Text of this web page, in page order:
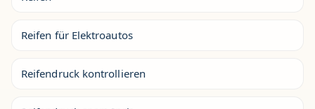
Reifen für Elektroautos
Reifendruck kontrollieren